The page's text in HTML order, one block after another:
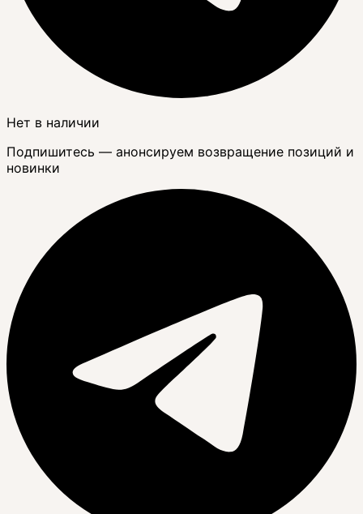
Нет в наличии
Подпишитесь — анонсируем возвращение позиций и
новинки